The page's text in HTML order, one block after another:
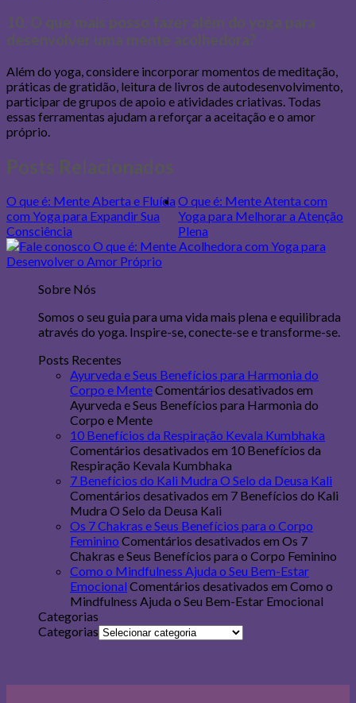
10. O que mais posso fazer além do yoga para
desenvolver uma mente acolhedora?
Além do yoga, considere incorporar momentos de meditação,
práticas de gratidão, leitura de livros de autodesenvolvimento,
participar de grupos de apoio e atividades criativas. Todas
essas ferramentas ajudam a reforçar a aceitação e o amor
próprio.
Posts Relacionados
O que é: Mente Aberta e Fluída
com Yoga para Expandir Sua
Consciência
O que é: Mente Atenta com
Yoga para Melhorar a Atenção
Plena
Sobre Nós
Somos o seu guia para uma vida mais plena e equilibrada
através do yoga. Inspire-se, conecte-se e transforme-se.
Posts Recentes
Ayurveda e Seus Benefícios para Harmonia do
Corpo e MenteComentários desativados em
Ayurveda e Seus Benefícios para Harmonia do
Corpo e Mente
10 Benefícios da Respiração Kevala Kumbhaka
Comentários desativados em 10 Benefícios da
Respiração Kevala Kumbhaka
7 Benefícios do Kali Mudra O Selo da Deusa Kali
Comentários desativados em 7 Benefícios do Kali
Mudra O Selo da Deusa Kali
Os 7 Chakras e Seus Benefícios para o Corpo
Feminino Comentários desativados em Os 7
Chakras e Seus Benefícios para o Corpo Feminino
Como o Mindfulness Ajuda o Seu Bem-Estar
Emocional Comentários desativados em Como o
Mindfulness Ajuda o Seu Bem-Estar Emocional
Categorias
Categorias